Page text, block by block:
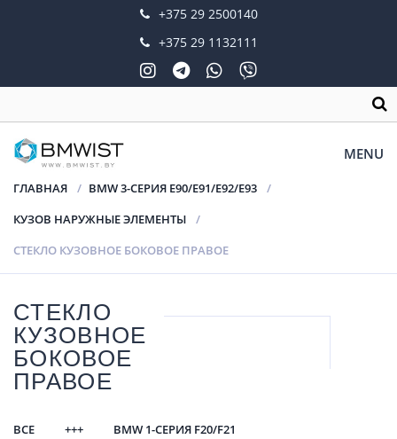
+375 29 2500140
+375 29 1132111
MENU
ГЛАВНАЯ
BMW 3-СЕРИЯ E90/E91/E92/E93
КУЗОВ НАРУЖНЫЕ ЭЛЕМЕНТЫ
СТЕКЛО КУЗОВНОЕ БОКОВОЕ ПРАВОЕ
СТЕКЛО
КУЗОВНОЕ
БОКОВОЕ
ПРАВОЕ
ВСЕ +++
BMW 1-СЕРИЯ F20/F21